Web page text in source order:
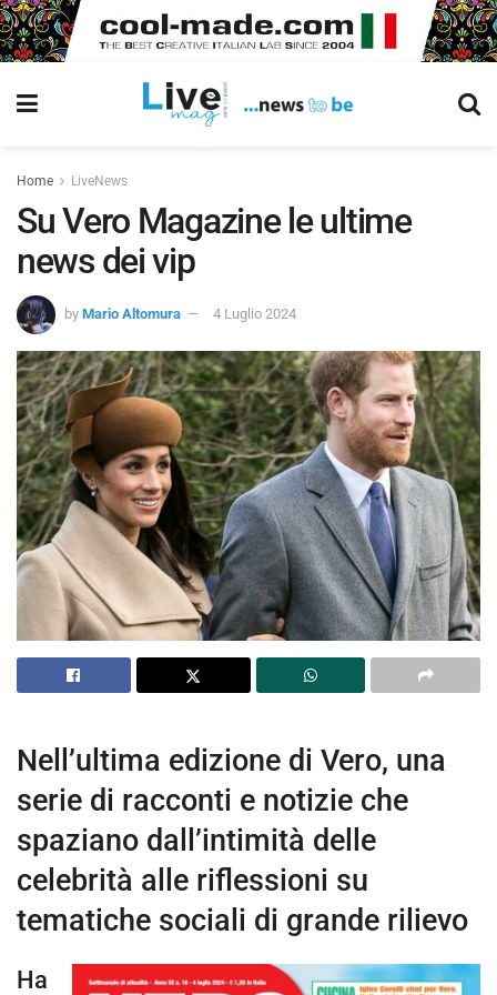
Home LiveNews
Su Vero Magazine le ultime
news dei vip
by Mario Altomura 4 Luglio 2024
Nell’ultima edizione di Vero, una
serie di racconti e notizie che
spaziano dall’intimità delle
celebrità alle riflessioni su
tematiche sociali di grande rilievo
Ha